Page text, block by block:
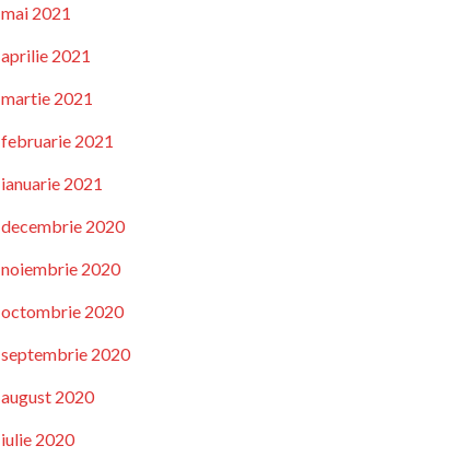
mai 2021
aprilie 2021
martie 2021
februarie 2021
ianuarie 2021
decembrie 2020
noiembrie 2020
octombrie 2020
septembrie 2020
august 2020
iulie 2020